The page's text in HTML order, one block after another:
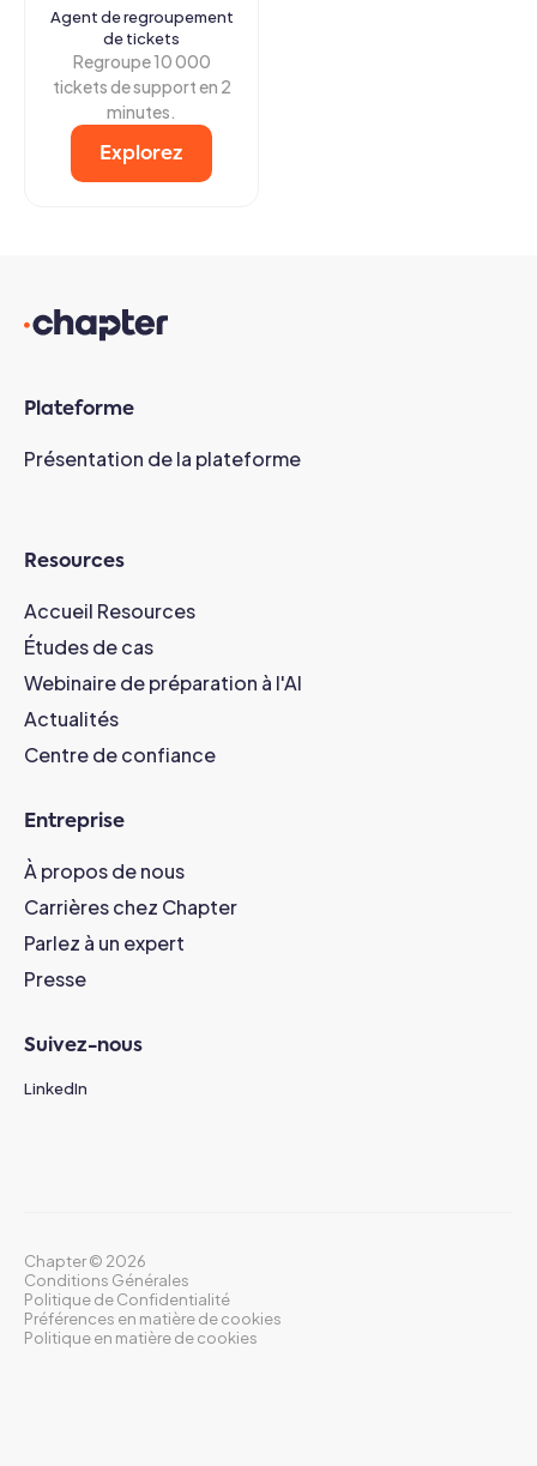
Agent de regroupement
de tickets
Regroupe 10 000
tickets de support en 2
minutes.
Explorez
Plateforme
Présentation de la plateforme
Resources
Accueil Resources
Études de cas
Webinaire de préparation à l'AI
Actualités
Centre de confiance
Entreprise
À propos de nous
Carrières chez Chapter
Parlez à un expert
Presse
Suivez-nous
LinkedIn
Chapter © 2026
Conditions Générales
Politique de Confidentialité
Préférences en matière de cookies
Politique en matière de cookies